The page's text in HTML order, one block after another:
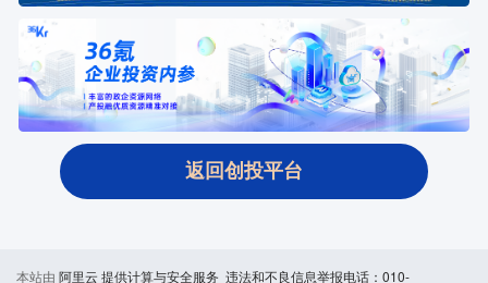
返回创投平台
本站由 阿里云 提供计算与安全服务 违法和不良信息举报电话：010-